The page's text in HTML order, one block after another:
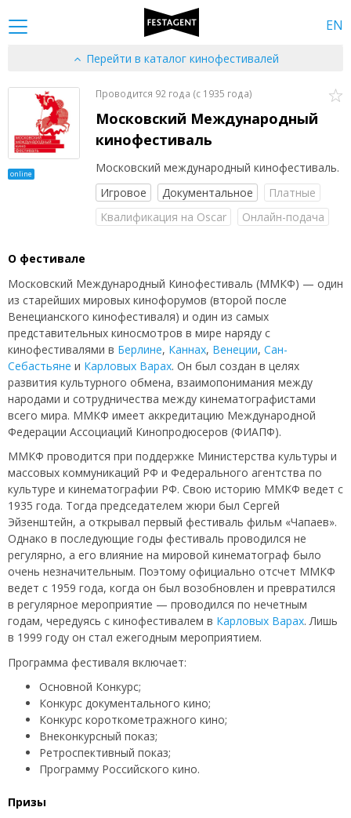
EN
Перейти в каталог кинофестивалей
online
Проводится 92 года (c 1935 года)
Московский Международный
кинофестиваль
Московский международный кинофестиваль.
Игровое
Документальное
Платные
Квалификация на Oscar
Онлайн-подача
О фестивале
Московский Международный Кинофестиваль (ММКФ) — один
из старейших мировых кинофорумов (второй после
Венецианского кинофестиваля) и один из самых
представительных киносмотров в мире наряду с
кинофестивалями в Берлине, Каннах, Венеции, Сан-
Себастьяне и Карловых Варах. Он был создан в целях
развития культурного обмена, взаимопонимания между
народами и сотрудничества между кинематографистами
всего мира. ММКФ имеет аккредитацию Международной
Федерации Ассоциаций Кинопродюсеров (ФИАПФ).
ММКФ проводится при поддержке Министерства культуры и
массовых коммуникаций РФ и Федерального агентства по
культуре и кинематографии РФ. Свою историю ММКФ ведет с
1935 года. Тогда председателем жюри был Сергей
Эйзенштейн, а открывал первый фестиваль фильм «Чапаев».
Однако в последующие годы фестиваль проводился не
регулярно, а его влияние на мировой кинематограф было
очень незначительным. Поэтому официально отсчет ММКФ
ведет с 1959 года, когда он был возобновлен и превратился
в регулярное мероприятие — проводился по нечетным
годам, чередуясь с кинофестивалем в Карловых Варах. Лишь
в 1999 году он стал ежегодным мероприятием.
Программа фестиваля включает:
Основной Конкурс;
Конкурс документального кино;
Конкурс короткометражного кино;
Внеконкурсный показ;
Ретроспективный показ;
Программу Российского кино.
Призы